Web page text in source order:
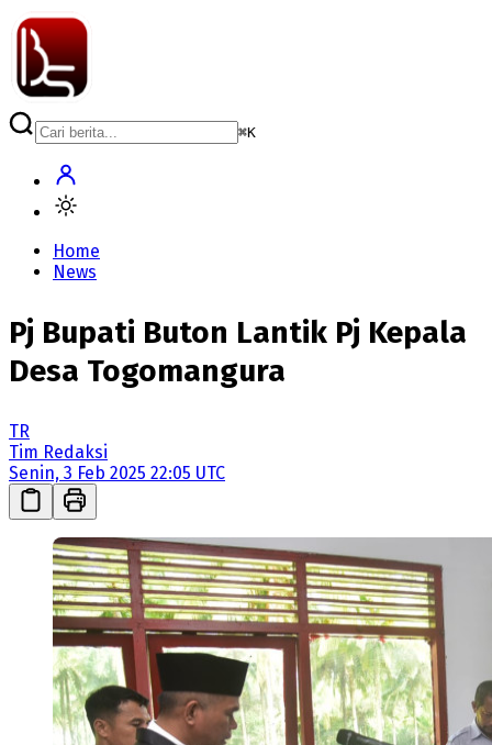
⌘K
Home
News
Pj Bupati Buton Lantik Pj Kepala
Desa Togomangura
TR
Tim Redaksi
Senin, 3 Feb 2025 22:05 UTC